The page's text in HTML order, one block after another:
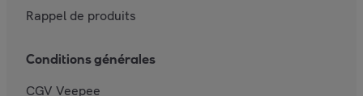
Rappel de produits
Conditions générales
CGV Veepee